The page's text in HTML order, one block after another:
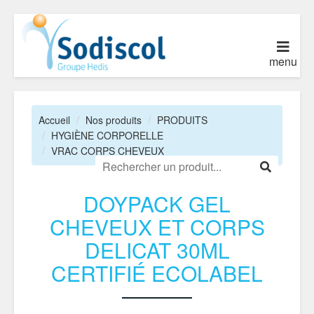
menu
Accueil Nos produits
PRODUITS
HYGIÈNE CORPORELLE
VRAC CORPS CHEVEUX
DOYPACK GEL
CHEVEUX ET CORPS
DELICAT 30ML
CERTIFIÉ ECOLABEL